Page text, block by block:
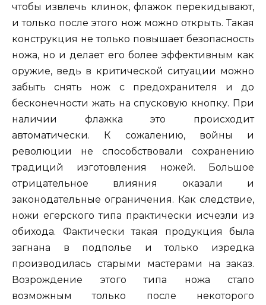
чтобы извлечь клинок, флажок перекидывают,
и только после этого нож можно открыть. Такая
конструкция не только повышает безопасность
ножа, но и делает его более эффективным как
оружие, ведь в критической ситуации можно
забыть снять нож с предохранителя и до
бесконечности жать на спусковую кнопку. При
наличии флажка это происходит
автоматически. К сожалению, войны и
революции не способствовали сохранению
традиций изготовления ножей. Большое
отрицательное влияния оказали и
законодательные ограничения. Как следствие,
ножи егерского типа практически исчезли из
обихода. Фактически такая продукция была
загнана в подполье и только изредка
производилась старыми мастерами на заказ.
Возрождение этого типа ножа стало
возможным только после некоторого